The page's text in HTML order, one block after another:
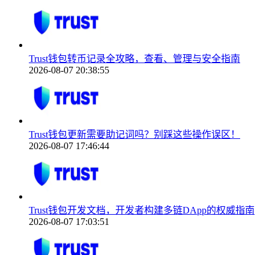
Trust钱包转币记录全攻略，查看、管理与安全指南
2026-08-07 20:38:55
Trust钱包更新需要助记词吗？别踩这些操作误区！
2026-08-07 17:46:44
Trust钱包开发文档，开发者构建多链DApp的权威指南
2026-08-07 17:03:51